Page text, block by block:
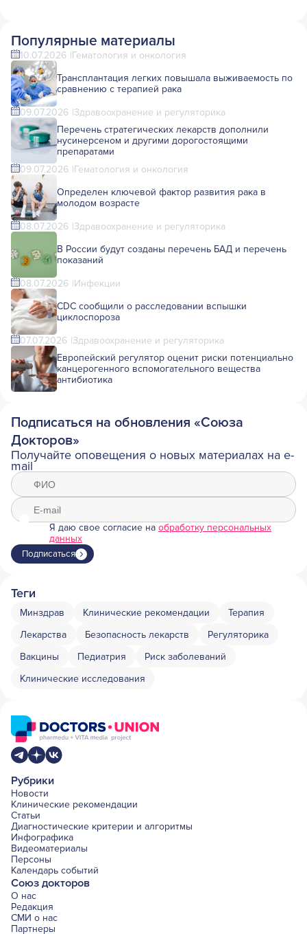
Популярные материалы
10.07.2026 Гематология и онкология
Трансплантация легких повышала выживаемость по
сравнению с терапией рака
09.07.2026 Здравоохранение и регуляторика
Перечень стратегических лекарств дополнили
нусинерсеном и другими дорогостоящими
препаратами
09.07.2026 Гематология и онкология
Определен ключевой фактор развития рака в
молодом возрасте
08.07.2026 Здравоохранение и регуляторика
В России будут созданы перечень БАД и перечень
показаний
08.07.2026 Инфекции
CDC сообщили о расследовании вспышки
циклоспороза
07.07.2026 Здравоохранение и регуляторика
Европейский регулятор оценит риски потенциально
канцерогенного вспомогательного вещества
антибиотика
Подписаться на обновления «Союза
Докторов»
Получайте оповещения о новых материалах на e-
mail
Я даю свое согласие на обработку персональных
данных
Подписаться
Теги
Минздрав Клинические рекомендации
Терапия
Лекарства
Безопасность лекарств
Регуляторика
Вакцины
Педиатрия
Риск заболеваний
Клинические исследования
Рубрики
Новости
Клинические рекомендации
Статьи
Диагностические критерии и алгоритмы
Инфографика
Видеоматериалы
Персоны
Календарь событий
Союз докторов
О нас
Редакция
СМИ о нас
Партнеры